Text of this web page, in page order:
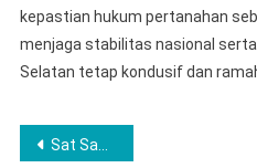
kepastian hukum pertanahan
menjaga stabilitas nasional
Selatan tetap kondusif dan
Post
Sat Samapta Polres Lubuk Linggau Hadir Membawa Kesejukan Bagi Para Pengguna Jalan Melalui Aksi Bagi-Bagi Takjil